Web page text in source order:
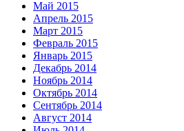
Май 2015
Апрель 2015
Март 2015
Февраль 2015
Январь 2015
Декабрь 2014
Ноябрь 2014
Октябрь 2014
Сентябрь 2014
Август 2014